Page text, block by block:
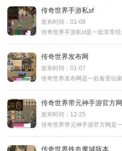
传奇世界手游私sf
发布时间：01-08
传奇世界发布网
发布时间：01-07
传奇世界带元神手游官方网
发布时间：12-25
传奇世界铁血魔城版本